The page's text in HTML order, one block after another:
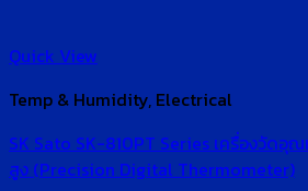
Quick View
Temp & Humidity, Electrical
SK Sato SK-810PT Series เครื่องวัด
สูง (Precision Digital Thermometer)